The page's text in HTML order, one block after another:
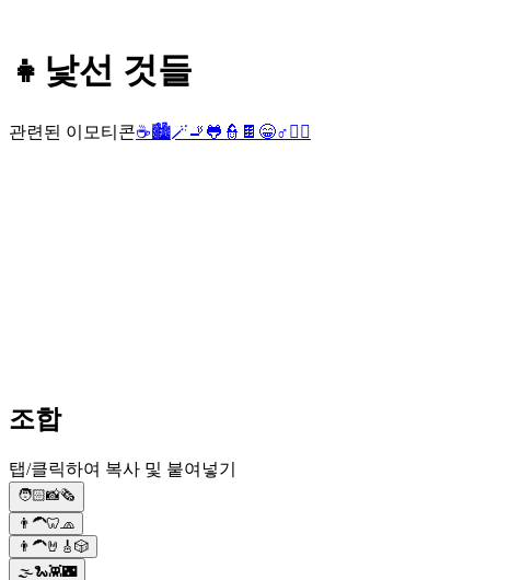
👧 낯선 것들
관련된 이모티콘☕🏙️🪄🚬 🐸 👮 🍫 😁♂️ 👮‍♂️
조합
탭/클릭하여 복사 및 붙여넣기
🧑🏻📸🗞
👨‍🦱🦷🧢
👨‍🦱🤘🎸🎲
🌫🐍👾🌃